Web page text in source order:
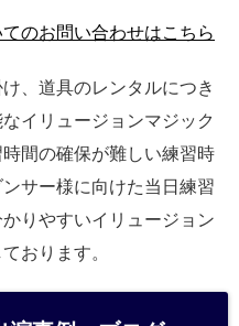
のお問い合わせはこちら
、道具のレンタルにつき
イリュージョンマジック
間の確保が難しい練習時
サー様に向けた当日練習
りやすいイリュージョン
おります。